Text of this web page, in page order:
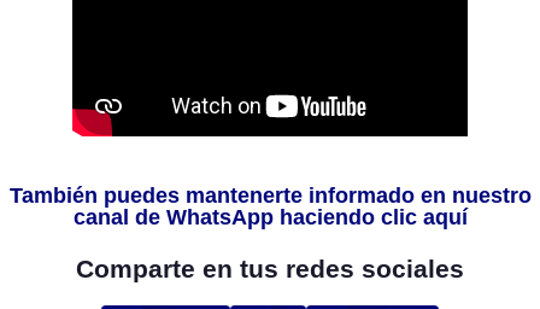
También puedes mantenerte informado en nuestro
canal de WhatsApp haciendo clic aquí
Comparte en tus redes sociales